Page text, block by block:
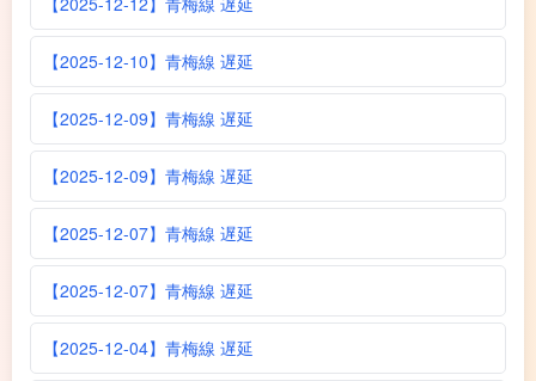
【2025-12-10】青梅線 遅延
【2025-12-09】青梅線 遅延
【2025-12-09】青梅線 遅延
【2025-12-07】青梅線 遅延
【2025-12-07】青梅線 遅延
【2025-12-04】青梅線 遅延